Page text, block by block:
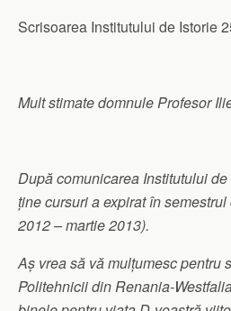
Scrisoarea Institutului de Istorie
Mult stimate domnule Profesor
După comunicarea Institutului
ține cursuri a expirat în
2012 – martie 2013).
Aș vrea să vă mulțumesc pentru
Politehnicii din Renania-